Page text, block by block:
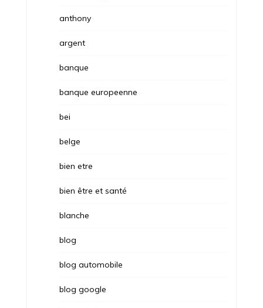
anthony
argent
banque
banque europeenne
bei
belge
bien etre
bien être et santé
blanche
blog
blog automobile
blog google